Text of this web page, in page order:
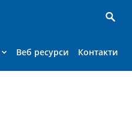
Веб ресурси Контакти